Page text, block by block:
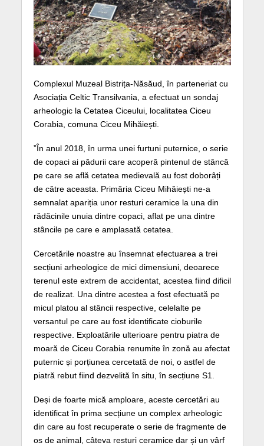
Complexul Muzeal Bistrița-Năsăud, în parteneriat cu
Asociația Celtic Transilvania, a efectuat un sondaj
arheologic la Cetatea Ciceului, localitatea Ciceu
Corabia, comuna Ciceu Mihăiești.
”În anul 2018, în urma unei furtuni puternice, o serie
de copaci ai pădurii care acoperă pintenul de stâncă
pe care se află cetatea medievală au fost doborâți
de către aceasta. Primăria Ciceu Mihăiești ne-a
semnalat apariția unor resturi ceramice la una din
rădăcinile unuia dintre copaci, aflat pe una dintre
stâncile pe care e amplasată cetatea.
Cercetările noastre au însemnat efectuarea a trei
secțiuni arheologice de mici dimensiuni, deoarece
terenul este extrem de accidentat, acestea fiind dificil
de realizat. Una dintre acestea a fost efectuată pe
micul platou al stâncii respective, celelalte pe
versantul pe care au fost identificate cioburile
respective. Exploatările ulterioare pentru piatra de
moară de Ciceu Corabia renumite în zonă au afectat
puternic și porțiunea cercetată de noi, o astfel de
piatră rebut fiind dezvelită în situ, în secțiune S1.
Deși de foarte mică amploare, aceste cercetări au
identificat în prima secțiune un complex arheologic
din care au fost recuperate o serie de fragmente de
os de animal, câteva resturi ceramice dar și un vârf